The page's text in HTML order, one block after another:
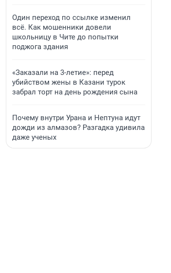
Один переход по ссылке изменил
всё. Как мошенники довели
школьницу в Чите до попытки
поджога здания
«Заказали на 3-летие»: перед
убийством жены в Казани турок
забрал торт на день рождения сына
Почему внутри Урана и Нептуна идут
дожди из алмазов? Разгадка удивила
даже ученых